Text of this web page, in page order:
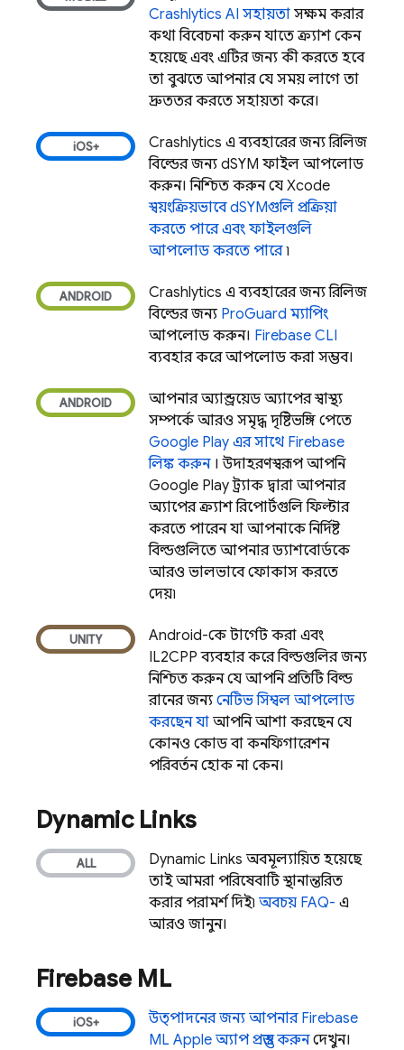
Crashlytics AI সহায়তা সক্ষম করার
কথা বিবেচনা করুন যাতে ক্র্যাশ কেন
হয়েছে এবং এটির জন্য কী করতে হবে
তা বুঝতে আপনার যে সময় লাগে তা
দ্রুততর করতে সহায়তা করে।
Crashlytics এ ব্যবহারের জন্য রিলিজ
বিল্ডের জন্য dSYM ফাইল আপলোড
করুন। নিশ্চিত করুন যে Xcode
স্বয়ংক্রিয়ভাবে dSYMগুলি প্রক্রিয়া
করতে পারে এবং ফাইলগুলি
আপলোড করতে পারে৷
Crashlytics এ ব্যবহারের জন্য রিলিজ
বিল্ডের জন্য ProGuard ম্যাপিং
আপলোড করুন। Firebase CLI
ব্যবহার করে আপলোড করা সম্ভব।
আপনার অ্যান্ড্রয়েড অ্যাপের স্বাস্থ্য
সম্পর্কে আরও সমৃদ্ধ দৃষ্টিভঙ্গি পেতে
Google Play এর সাথে Firebase
লিঙ্ক করুন। উদাহরণস্বরূপ, আপনি
Google Playট্র্যাক দ্বারা আপনার
অ্যাপের ক্র্যাশ রিপোর্টগুলি ফিল্টার
করতে পারেন, যা আপনাকে নির্দিষ্ট
বিল্ডগুলিতে আপনার ড্যাশবোর্ডকে
আরও ভালভাবে ফোকাস করতে
দেয়৷
Android-কে টার্গেট করা এবং
IL2CPP ব্যবহার করে বিল্ডগুলির জন্য,
নিশ্চিত করুন যে আপনি প্রতিটি বিল্ড
রানের জন্য নেটিভ সিম্বল আপলোড
করছেন যা আপনি আশা করছেন যে
কোনও কোড বা কনফিগারেশন
পরিবর্তন হোক না কেন।
Dynamic Links
Dynamic Links অবমূল্যায়িত হয়েছে,
তাই আমরা পরিষেবাটি স্থানান্তরিত
করার পরামর্শ দিই৷ অবচয় FAQ- এ
আরও জানুন।
Firebase ML
উত্পাদনের জন্য আপনার Firebase
ML Apple অ্যাপ প্রস্তুত করুনদেখুন।